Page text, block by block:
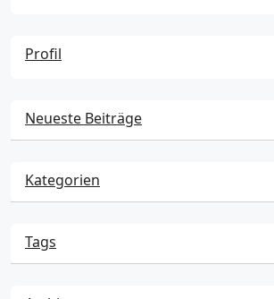
Profil
Neueste Beiträge
Kategorien
Tags